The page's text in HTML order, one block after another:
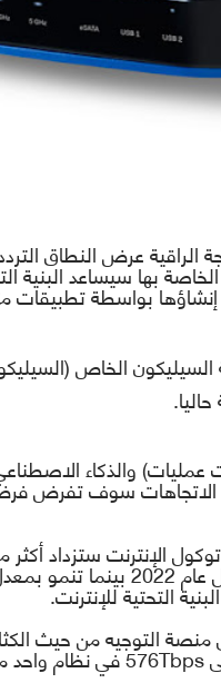
الراقية عرض النطاق
بها سيساعد البنية
إنشاؤها بواسطة تطبيقات
الخاص
عمليات) والذكاء
الاتجاهات سوف تفرض
الإنترنت ستزداد
التحتية للإنترنت.
راوتر نوكيا 7750 ستوفر أعلى منصة
Tbps 576 في نظام